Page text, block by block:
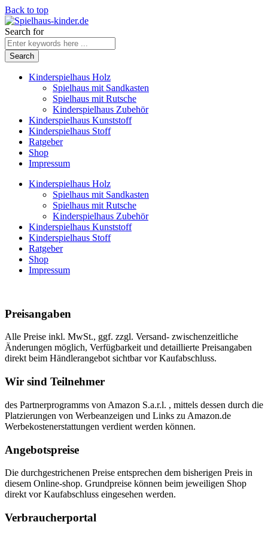
Back to top
Search for
Kinderspielhaus Holz
Spielhaus mit Sandkasten
Spielhaus mit Rutsche
Kinderspielhaus Zubehör
Kinderspielhaus Kunststoff
Kinderspielhaus Stoff
Ratgeber
Shop
Impressum
Kinderspielhaus Holz
Spielhaus mit Sandkasten
Spielhaus mit Rutsche
Kinderspielhaus Zubehör
Kinderspielhaus Kunststoff
Kinderspielhaus Stoff
Ratgeber
Shop
Impressum
Preisangaben
Alle Preise inkl. MwSt., ggf. zzgl. Versand- zwischenzeitliche
Änderungen möglich, Verfügbarkeit und detaillierte Preisangaben
direkt beim Händlerangebot sichtbar vor Kaufabschluss.
Wir sind Teilnehmer
des Partnerprogramms von Amazon S.a.r.l. , mittels dessen durch die
Platzierungen von Werbeanzeigen und Links zu Amazon.de
Werbekostenerstattungen verdient werden können.
Angebotspreise
Die durchgestrichenen Preise entsprechen dem bisherigen Preis in
diesem Online-shop. Grundpreise können beim jeweiligen Shop
direkt vor Kaufabschluss eingesehen werden.
Verbraucherportal